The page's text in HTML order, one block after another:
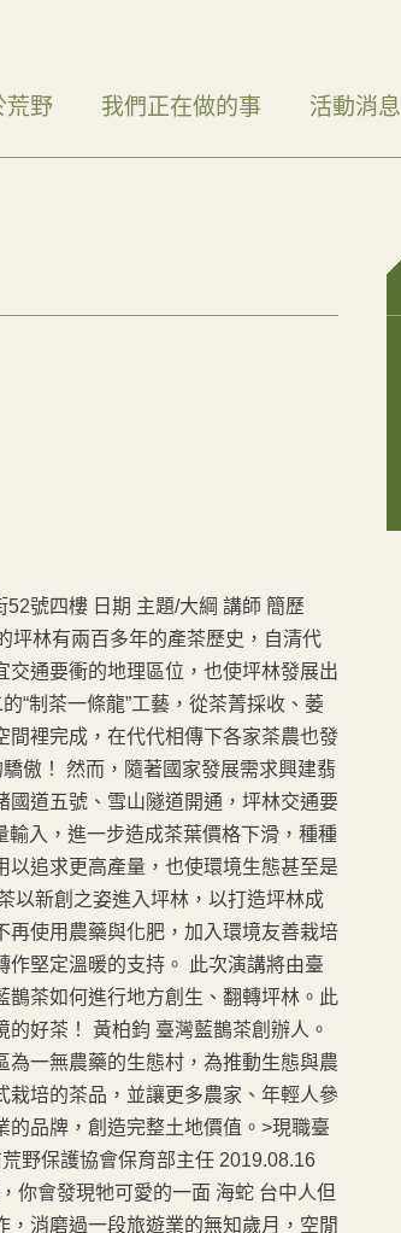
荒野 我們正在做的事 活動消息
號四樓 日期 主題/大綱 講師 簡歷
坪林有兩百多年的產茶歷史，自清代
通要衝的地理區位，也使坪林發展出
“制茶一條龍”工藝，從茶菁採收、萎
間裡完成，在代代相傳下各家茶農也發
傲！ 然而，隨著國家發展需求興建翡
道五號、雪山隧道開通，坪林交通要
輸入，進一步造成茶葉價格下滑，種種
追求更高產量，也使環境生態甚至是
以新創之姿進入坪林，以打造坪林成
使用農藥與化肥，加入環境友善栽培
堅定溫暖的支持。 此次演講將由臺
鵲茶如何進行地方創生、翻轉坪林。此
好茶！ 黃柏鈞 臺灣藍鵲茶創辦人。
一無農藥的生態村，為推動生態與農
培的茶品，並讓更多農家、年輕人參
品牌，創造完整土地價值。>現職臺
野保護協會保育部主任 2019.08.16
你會發現牠可愛的一面 海蛇 台中人但
消磨過一段旅遊業的無知歲月，空閒